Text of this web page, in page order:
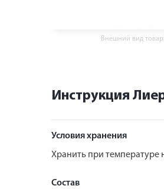
Внешний вид
Инструкция
Условия хранения
Хранить при температуре
Состав